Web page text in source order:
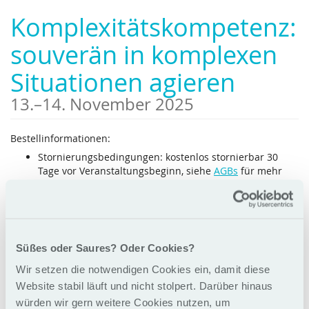
Süßes oder Saures? Oder Cookies?
Wir setzen die notwendigen Cookies ein, damit diese
Website stabil läuft und nicht stolpert. Darüber hinaus
würden wir gern weitere Cookies nutzen, um
Haupt-
Inhalt
springen
Komplexitätskompetenz:
souverän in komplexen
Situationen agieren
13.–bis
14. November 2025
Bestellinformationen:
Stornierungsbedingungen: kostenlos stornierbar 30
Tage vor Veranstaltungsbeginn, siehe AGBs für mehr
Mögliche Bezahlarten: Rechnung, Kreditkarte
ist beendet.
Dark Horse GmbH
Glogauerstr. 6